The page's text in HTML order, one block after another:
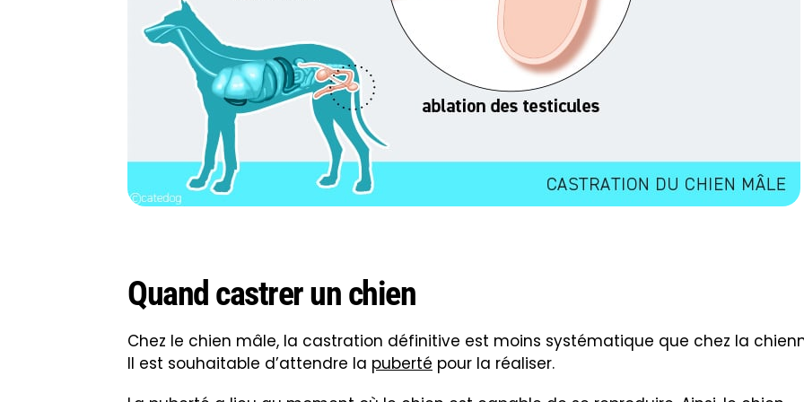
Quand castrer un chien
Chez le chien mâle, la castration définitive est moins systématique que chez la
Il est souhaitable d’attendre la puberté pour la réaliser.